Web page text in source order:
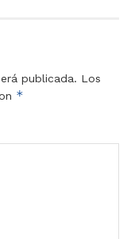
publicada. Los
*